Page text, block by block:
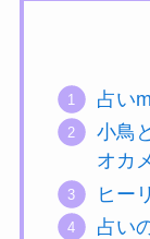
占い
小鳥
オカ
ヒー
占い